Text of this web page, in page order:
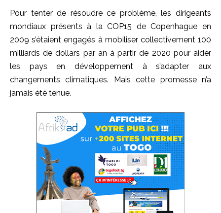
Pour tenter de résoudre ce problème, les dirigeants
mondiaux présents à la COP15 de Copenhague en
2009 s’étaient engagés à mobiliser collectivement 100
milliards de dollars par an à partir de 2020 pour aider
les pays en développement à s’adapter aux
changements climatiques. Mais cette promesse n’a
jamais été tenue.